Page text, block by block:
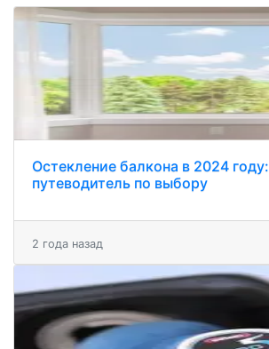
Остекление балкона в 2024 году:
путеводитель по выбору
2 года назад